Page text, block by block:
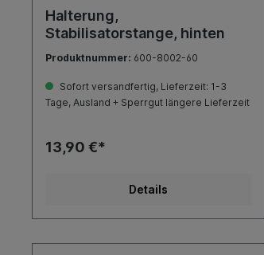
Halterung,
Stabilisatorstange, hinten
Produktnummer: 600-8002-60
Sofort versandfertig, Lieferzeit: 1-3
Tage, Ausland + Sperrgut längere Lieferzeit
13,90 €*
Details